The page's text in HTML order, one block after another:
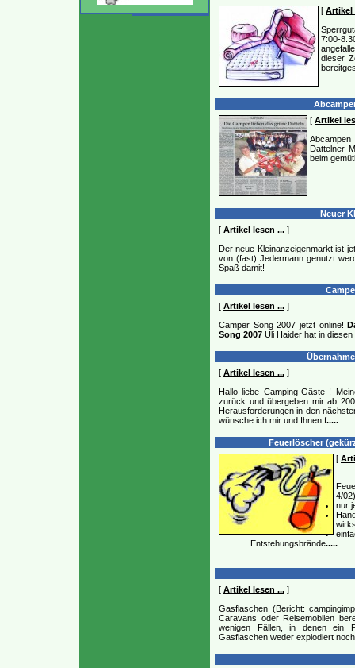
[ Artikel
7:00-
dieser
[ Artikel
Dattelner
beim
Neuer
[ Artikel lesen ... ]
Der neue Kleinanzeigenmarkt ist
von (fast) Jedermann genutzt
Spaß damit!
[ Artikel lesen ... ]
Camper Song 2007 jetzt online!
Song 2007 Uli Haider hat in
[ Artikel lesen ... ]
Hallo liebe Camping-Gäste !
zurück und übergeben mir ab
Herausforderungen in den
wünsche ich mir und Ihnen f.....
Feuerlöscher
[
4/02)
nur
Entstehungsbrände.....
[ Artikel lesen ... ]
Gasflaschen (Bericht:
Caravans oder Reisemobilen
wenigen Fällen, in denen ein
Gasflaschen weder explodiert